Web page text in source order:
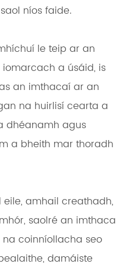
níos faide.
le teip ar an
a úsáid, is
an imthacaí ar an
na huirlisí cearta a
dhéanamh agus
a bheith mar thoradh
amhail creathadh,
saolré an imthaca
coinníollacha seo
damáiste